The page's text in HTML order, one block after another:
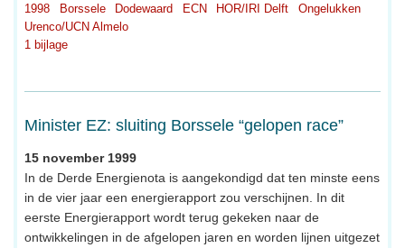
1998
Borssele Dodewaard ECN HOR/IRI Delft
Ongelukken
Urenco/UCN Almelo
1 bijlage
Minister EZ: sluiting Borssele “gelopen race”
15 november 1999
In de Derde Energienota is aangekondigd dat ten minste eens
in de vier jaar een energierapport zou verschijnen. In dit
eerste Energierapport wordt terug gekeken naar de
ontwikkelingen in de afgelopen jaren en worden lijnen uitgezet